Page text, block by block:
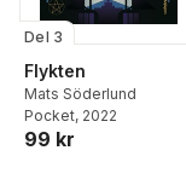
Del 3
Flykten
Mats Söderlund
Pocket, 2022
99 kr